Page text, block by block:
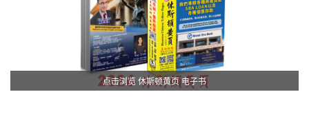
点击浏览 休斯顿黄页 电子书